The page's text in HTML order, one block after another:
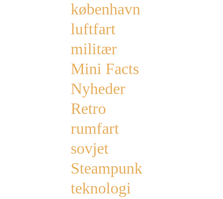
københavn
luftfart
militær
Mini Facts
Nyheder
Retro
rumfart
sovjet
Steampunk
teknologi